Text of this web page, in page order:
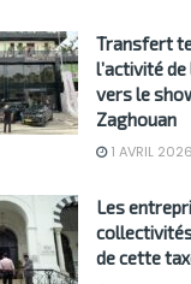
Transfert
l’activité
vers le
Zaghouan
1 AVRIL 2026
Les
de cette